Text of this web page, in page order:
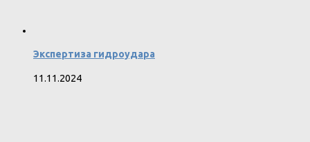
Экспертиза гидроудара
11.11.2024